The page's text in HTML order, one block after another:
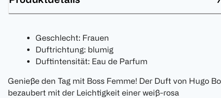
Geschlecht: Frauen
Duftrichtung: blumig
Duftintensität: Eau de Parfum
Genieße den Tag mit Boss Femme! Der Duft von Hugo
bezaubert mit der Leichtigkeit einer weiß-rosa